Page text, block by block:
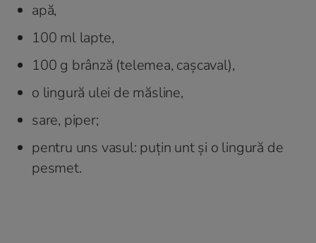
apă,
100 ml lapte,
100 g brânză (telemea, cașcaval),
o lingură ulei de măsline,
sare, piper;
pentru uns vasul: puțin unt și o lingură de
pesmet.